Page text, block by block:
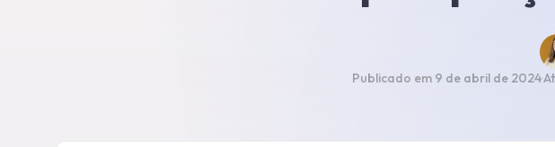
Publicado em 9 de abril de 2024·